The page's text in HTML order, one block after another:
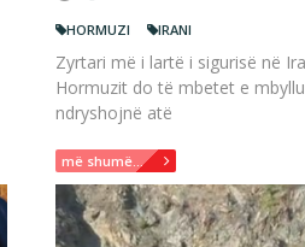
HORMUZI IRANI
Zyrtari më i lartë i sigurisë në
Hormuzit do të mbetet e
ndryshojnë atë
më shumë...